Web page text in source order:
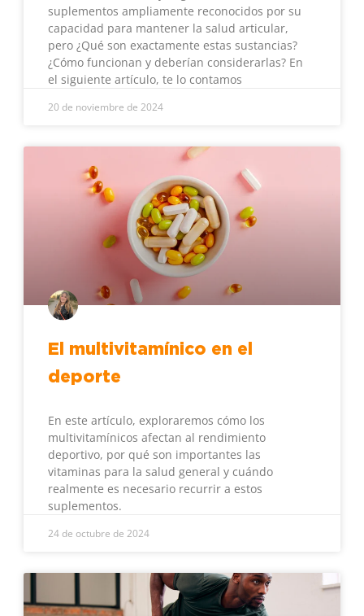
suplementos ampliamente reconocidos por su
capacidad para mantener la salud articular,
pero ¿Qué son exactamente estas sustancias?
¿Cómo funcionan y deberían considerarlas? En
el siguiente artículo, te lo contamos
20 de noviembre de 2024
El multivitamínico en el
deporte
En este artículo, exploraremos cómo los
multivitamínicos afectan al rendimiento
deportivo, por qué son importantes las
vitaminas para la salud general y cuándo
realmente es necesario recurrir a estos
suplementos.
24 de octubre de 2024